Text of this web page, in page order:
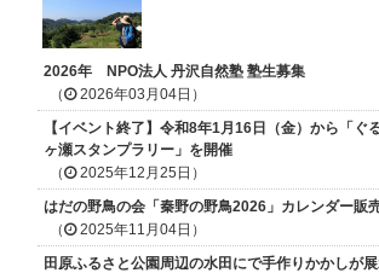
2026年 NPO法人 丹沢自然塾 塾生募集
（
2026年03月04日）
【イベント終了】令和8年1月16日（金）から「ぐ
ヶ瀬スタンプラリー」を開催
（
2025年12月25日）
はだの野鳥の会「秦野の野鳥2026」カレンダー販
（
2025年11月04日）
田原ふるさと公園周辺の水田にで手作りかかしが